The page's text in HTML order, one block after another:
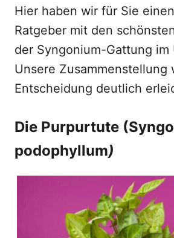
Hier haben wir für Sie
Ratgeber mit den
der Syngonium-Gattung im
Unsere Zusammenstellung
Entscheidung deutlich
Die Purpurtute
podophyllum)